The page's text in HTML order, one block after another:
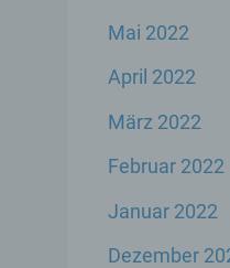
Mai 2022
April 2022
März 2022
Februar 2022
Januar 2022
Dezember